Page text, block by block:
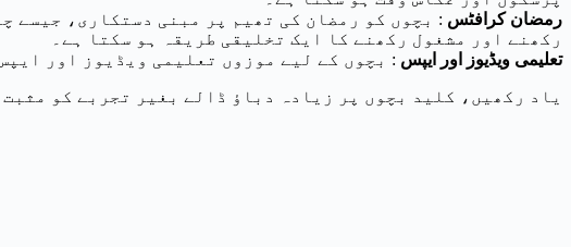
رمضان کرافٹس : بچوں کو رمضان کی تھیم پر مبنی دستکاری، جیسے
رکھنے اور مشغول رکھنے کا ایک تخلیقی طریقہ ہو سکتا ہے۔
تعلیمی ویڈیوز اور ایپس : بچوں کے لیے موزوں تعلیمی ویڈیوز اور
یاد رکھیں، کلید بچوں پر زیادہ دباؤ ڈالے بغیر تجربے کو